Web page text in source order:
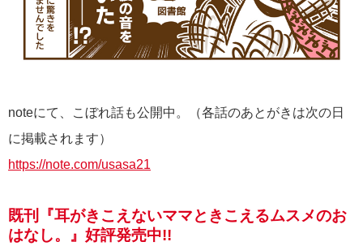
noteにて、こぼれ話も公開中。（各話のあとがきは次の日
に掲載されます）
https://note.com/usasa21
既刊『耳がきこえないママときこえるムスメのお
はなし。』好評発売中!!